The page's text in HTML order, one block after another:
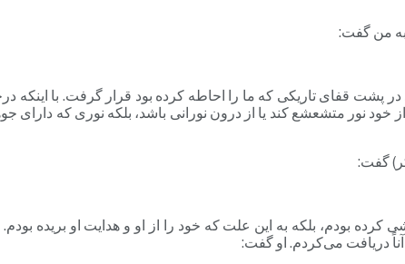
به من گفت:
پشت قفای تاریکی که ما را احاطه کرده بود قرار گرفت. با اینکه
خود نور متشعشع کند یا از درون نورانی باشد، بلکه نوری که دارای
گفت:
بودم، بلکه به این علت که خود را از او و هدایت او بریده
دریافت می‌کردم. او گفت: